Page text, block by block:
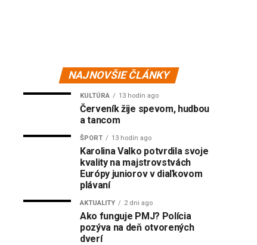
NAJNOVŠIE ČLÁNKY
KULTÚRA 13 hodín ago
Červeník žije spevom, hudbou
a tancom
ŠPORT 13 hodín ago
Karolina Valko potvrdila svoje
kvality na majstrovstvách
Európy juniorov v diaľkovom
plávaní
AKTUALITY 2 dni ago
Ako funguje PMJ? Polícia
pozýva na deň otvorených
dverí